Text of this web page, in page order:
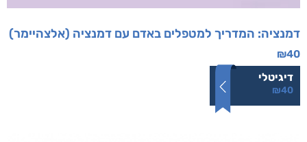
דמנציה: המדריך למטפלים באדם עם דמנציה (אלצהיימר)
₪40
דיגיטלי
₪40